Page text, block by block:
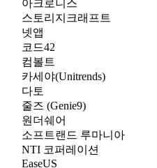
아크로니스
스토리지크래프트
넷앱
코드42
컴볼트
카세야(Unitrends)
다토
줄즈 (Genie9)
원더쉐어
소프트랜드 루마니아
NTI 코퍼레이션
EaseUS